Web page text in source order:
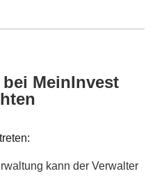
MeinInvest
kann der Verwalter